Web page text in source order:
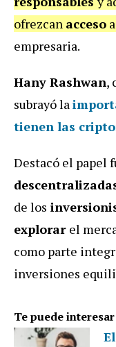
ofrezcan acceso
empresaria.
Hany Rashwan,
subrayó la
tienen las
Destacó el papel
de los
explorar el
como parte
inversiones
Te puede interesar